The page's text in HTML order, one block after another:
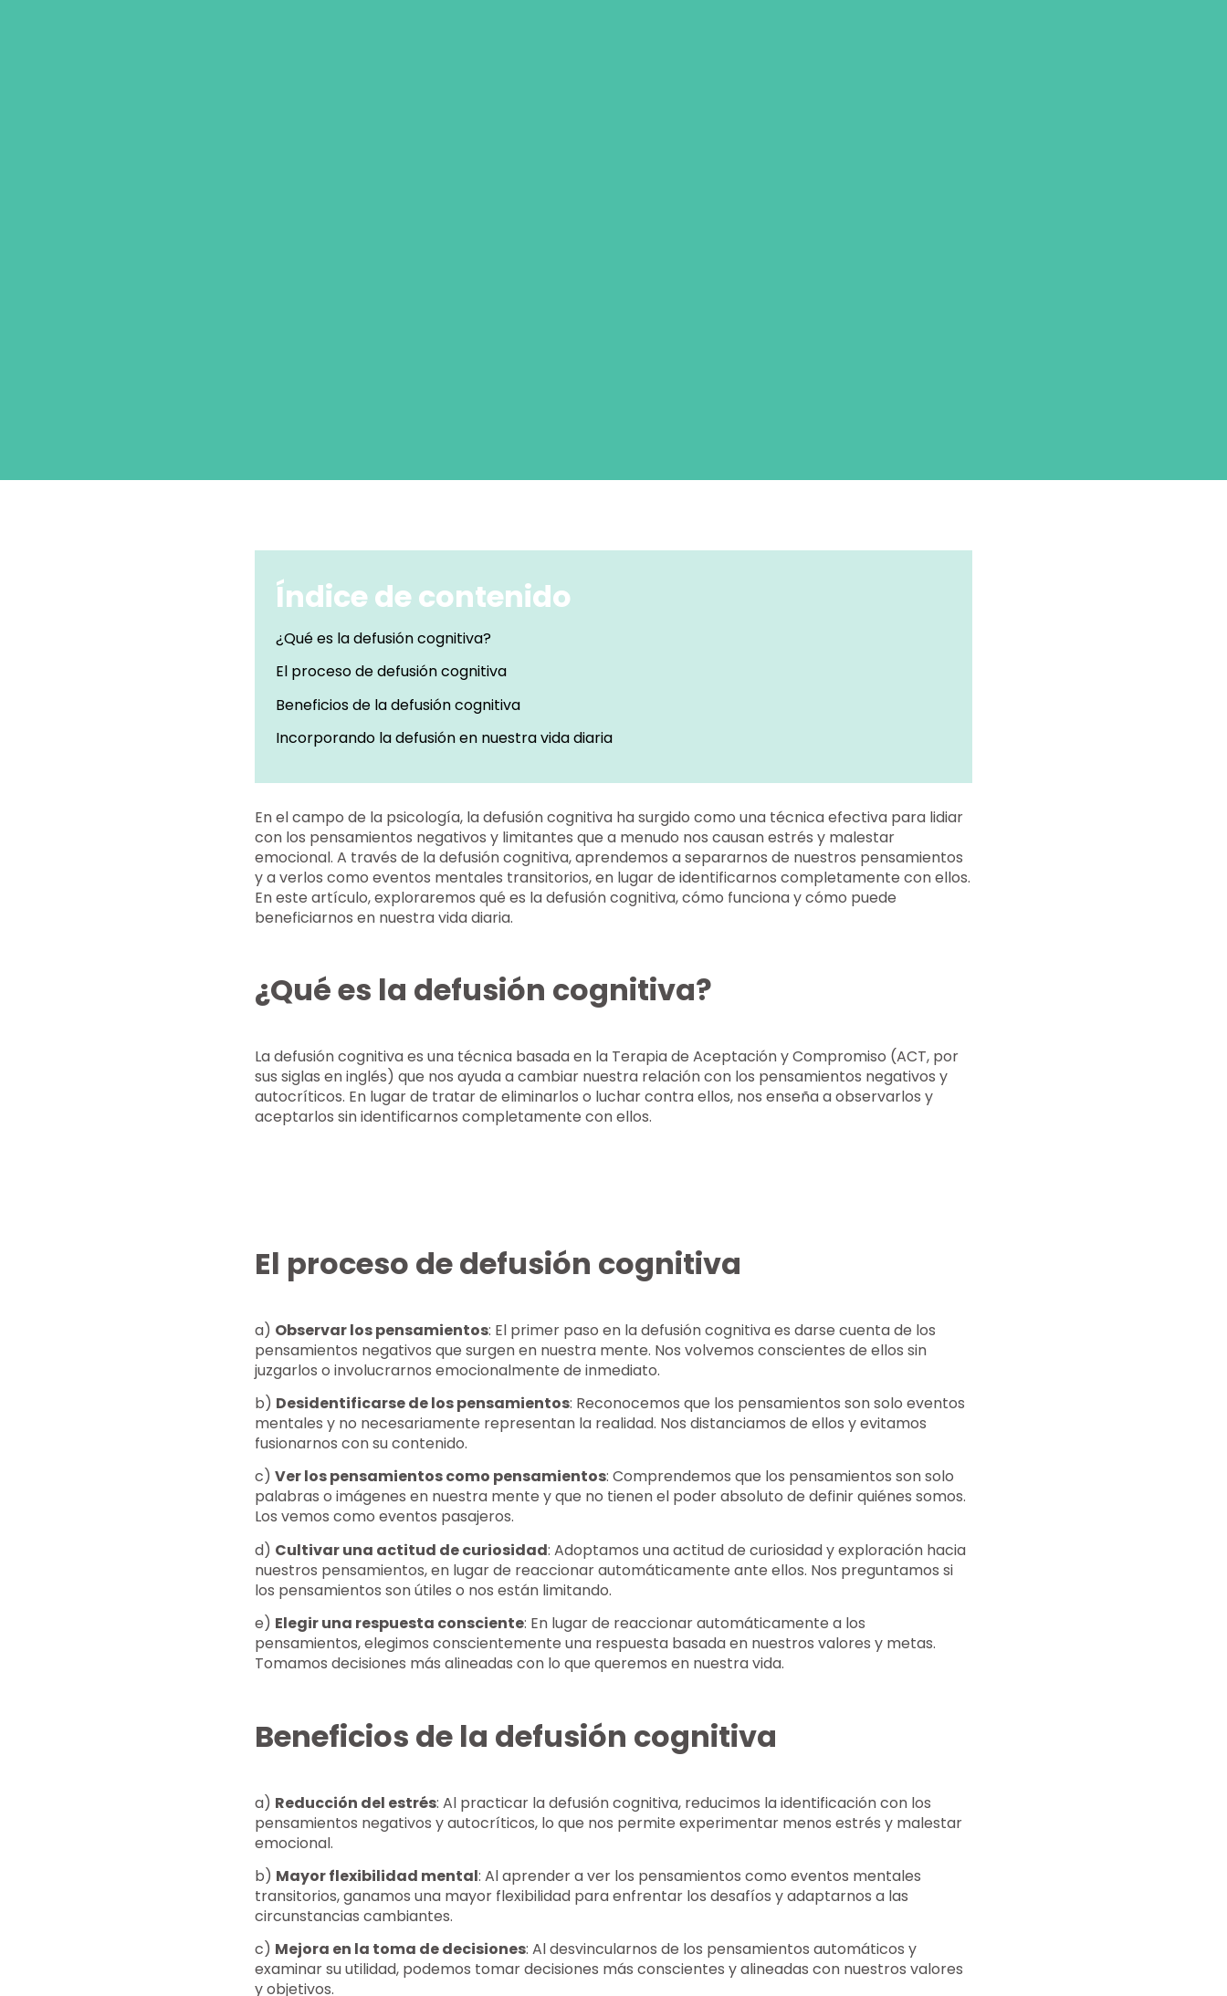
Índice de contenido
¿Qué es la defusión cognitiva?
El proceso de defusión cognitiva
Beneficios de la defusión cognitiva
Incorporando la defusión en nuestra vida diaria
En el campo de la psicología, la defusión cognitiva ha surgido como una técnica efectiva para lidiar
con los pensamientos negativos y limitantes que a menudo nos causan estrés y malestar
emocional. A través de la defusión cognitiva, aprendemos a separarnos de nuestros pensamientos
y a verlos como eventos mentales transitorios, en lugar de identificarnos completamente con ellos.
En este artículo, exploraremos qué es la defusión cognitiva, cómo funciona y cómo puede
beneficiarnos en nuestra vida diaria.
¿Qué es la defusión cognitiva?
La defusión cognitiva es una técnica basada en la Terapia de Aceptación y Compromiso (ACT, por
sus siglas en inglés) que nos ayuda a cambiar nuestra relación con los pensamientos negativos y
autocríticos. En lugar de tratar de eliminarlos o luchar contra ellos, nos enseña a observarlos y
aceptarlos sin identificarnos completamente con ellos.
El proceso de defusión cognitiva
a) Observar los pensamientos: El primer paso en la defusión cognitiva es darse cuenta de los
pensamientos negativos que surgen en nuestra mente. Nos volvemos conscientes de ellos sin
juzgarlos o involucrarnos emocionalmente de inmediato.
b) Desidentificarse de los pensamientos: Reconocemos que los pensamientos son solo eventos
mentales y no necesariamente representan la realidad. Nos distanciamos de ellos y evitamos
fusionarnos con su contenido.
c) Ver los pensamientos como pensamientos: Comprendemos que los pensamientos son solo
palabras o imágenes en nuestra mente y que no tienen el poder absoluto de definir quiénes somos.
Los vemos como eventos pasajeros.
d) Cultivar una actitud de curiosidad: Adoptamos una actitud de curiosidad y exploración hacia
nuestros pensamientos, en lugar de reaccionar automáticamente ante ellos. Nos preguntamos si
los pensamientos son útiles o nos están limitando.
e) Elegir una respuesta consciente: En lugar de reaccionar automáticamente a los
pensamientos, elegimos conscientemente una respuesta basada en nuestros valores y metas.
Tomamos decisiones más alineadas con lo que queremos en nuestra vida.
Beneficios de la defusión cognitiva
a) Reducción del estrés: Al practicar la defusión cognitiva, reducimos la identificación con los
pensamientos negativos y autocríticos, lo que nos permite experimentar menos estrés y malestar
emocional.
b) Mayor flexibilidad mental: Al aprender a ver los pensamientos como eventos mentales
transitorios, ganamos una mayor flexibilidad para enfrentar los desafíos y adaptarnos a las
circunstancias cambiantes.
c) Mejora en la toma de decisiones: Al desvincularnos de los pensamientos automáticos y
examinar su utilidad, podemos tomar decisiones más conscientes y alineadas con nuestros valores
y objetivos.